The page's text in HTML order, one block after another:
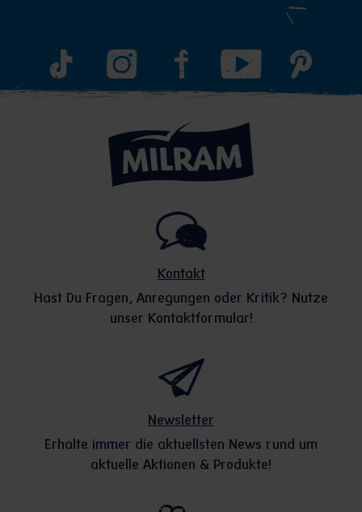
Kontakt
Hast Du Fragen, Anregungen oder Kritik? Nutze
unser Kontaktformular!
Newsletter
Erhalte immer die aktuellsten News rund um
aktuelle Aktionen & Produkte!